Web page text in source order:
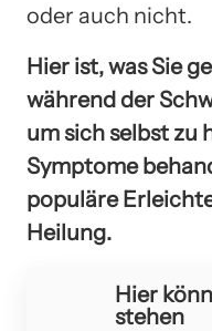
oder auch nicht.
Hier ist, was Sie
während der
um sich selbst zu
Symptome
populäre
Heilung.
Hier
stehen